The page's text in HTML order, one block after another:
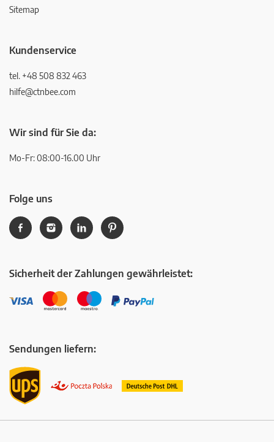
Sitemap
Kundenservice
tel. +48 508 832 463
hilfe@ctnbee.com
Wir sind für Sie da:
Mo-Fr: 08:00-16.00 Uhr
Folge uns
Sicherheit der Zahlungen gewährleistet:
Sendungen liefern: